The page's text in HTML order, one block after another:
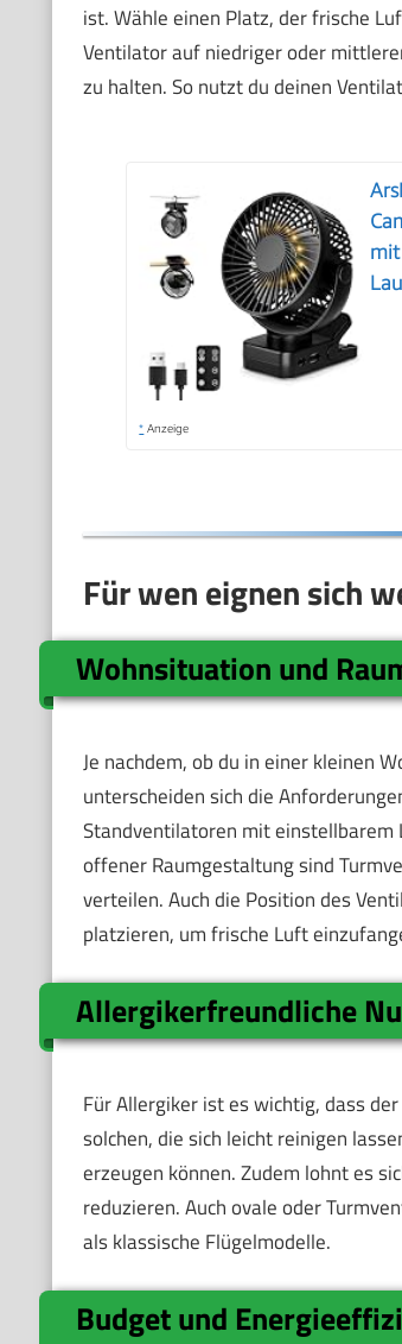
ist. Wähle einen Platz, der frische
Ventilator auf niedriger oder
zu halten. So nutzt du deinen
mit
* Anzeige
Für wen eignen sich
Wohnsituation und
Je nachdem, ob du in einer kleinen
unterscheiden sich die
Standventilatoren mit einstellbarem
offener Raumgestaltung sind
verteilen. Auch die Position des
platzieren, um frische Luft
Allergikerfreundliche
Für Allergiker ist es wichtig, dass
solchen, die sich leicht reinigen
erzeugen können. Zudem lohnt es
reduzieren. Auch ovale oder
als klassische Flügelmodelle.
Budget und